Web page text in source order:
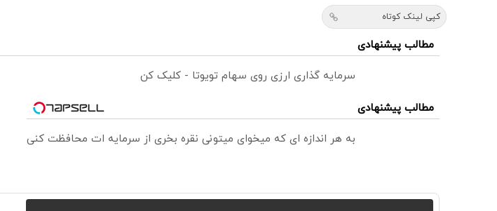
کپی لینک کوتاه
مطالب پیشنهادی
سرمایه گذاری ارزی روی سهام تویوتا - کلیک کن
مطالب پیشنهادی
به هر اندازه ای که میخوای میتونی نقره بخری از سرمایه ات محافظت کنی